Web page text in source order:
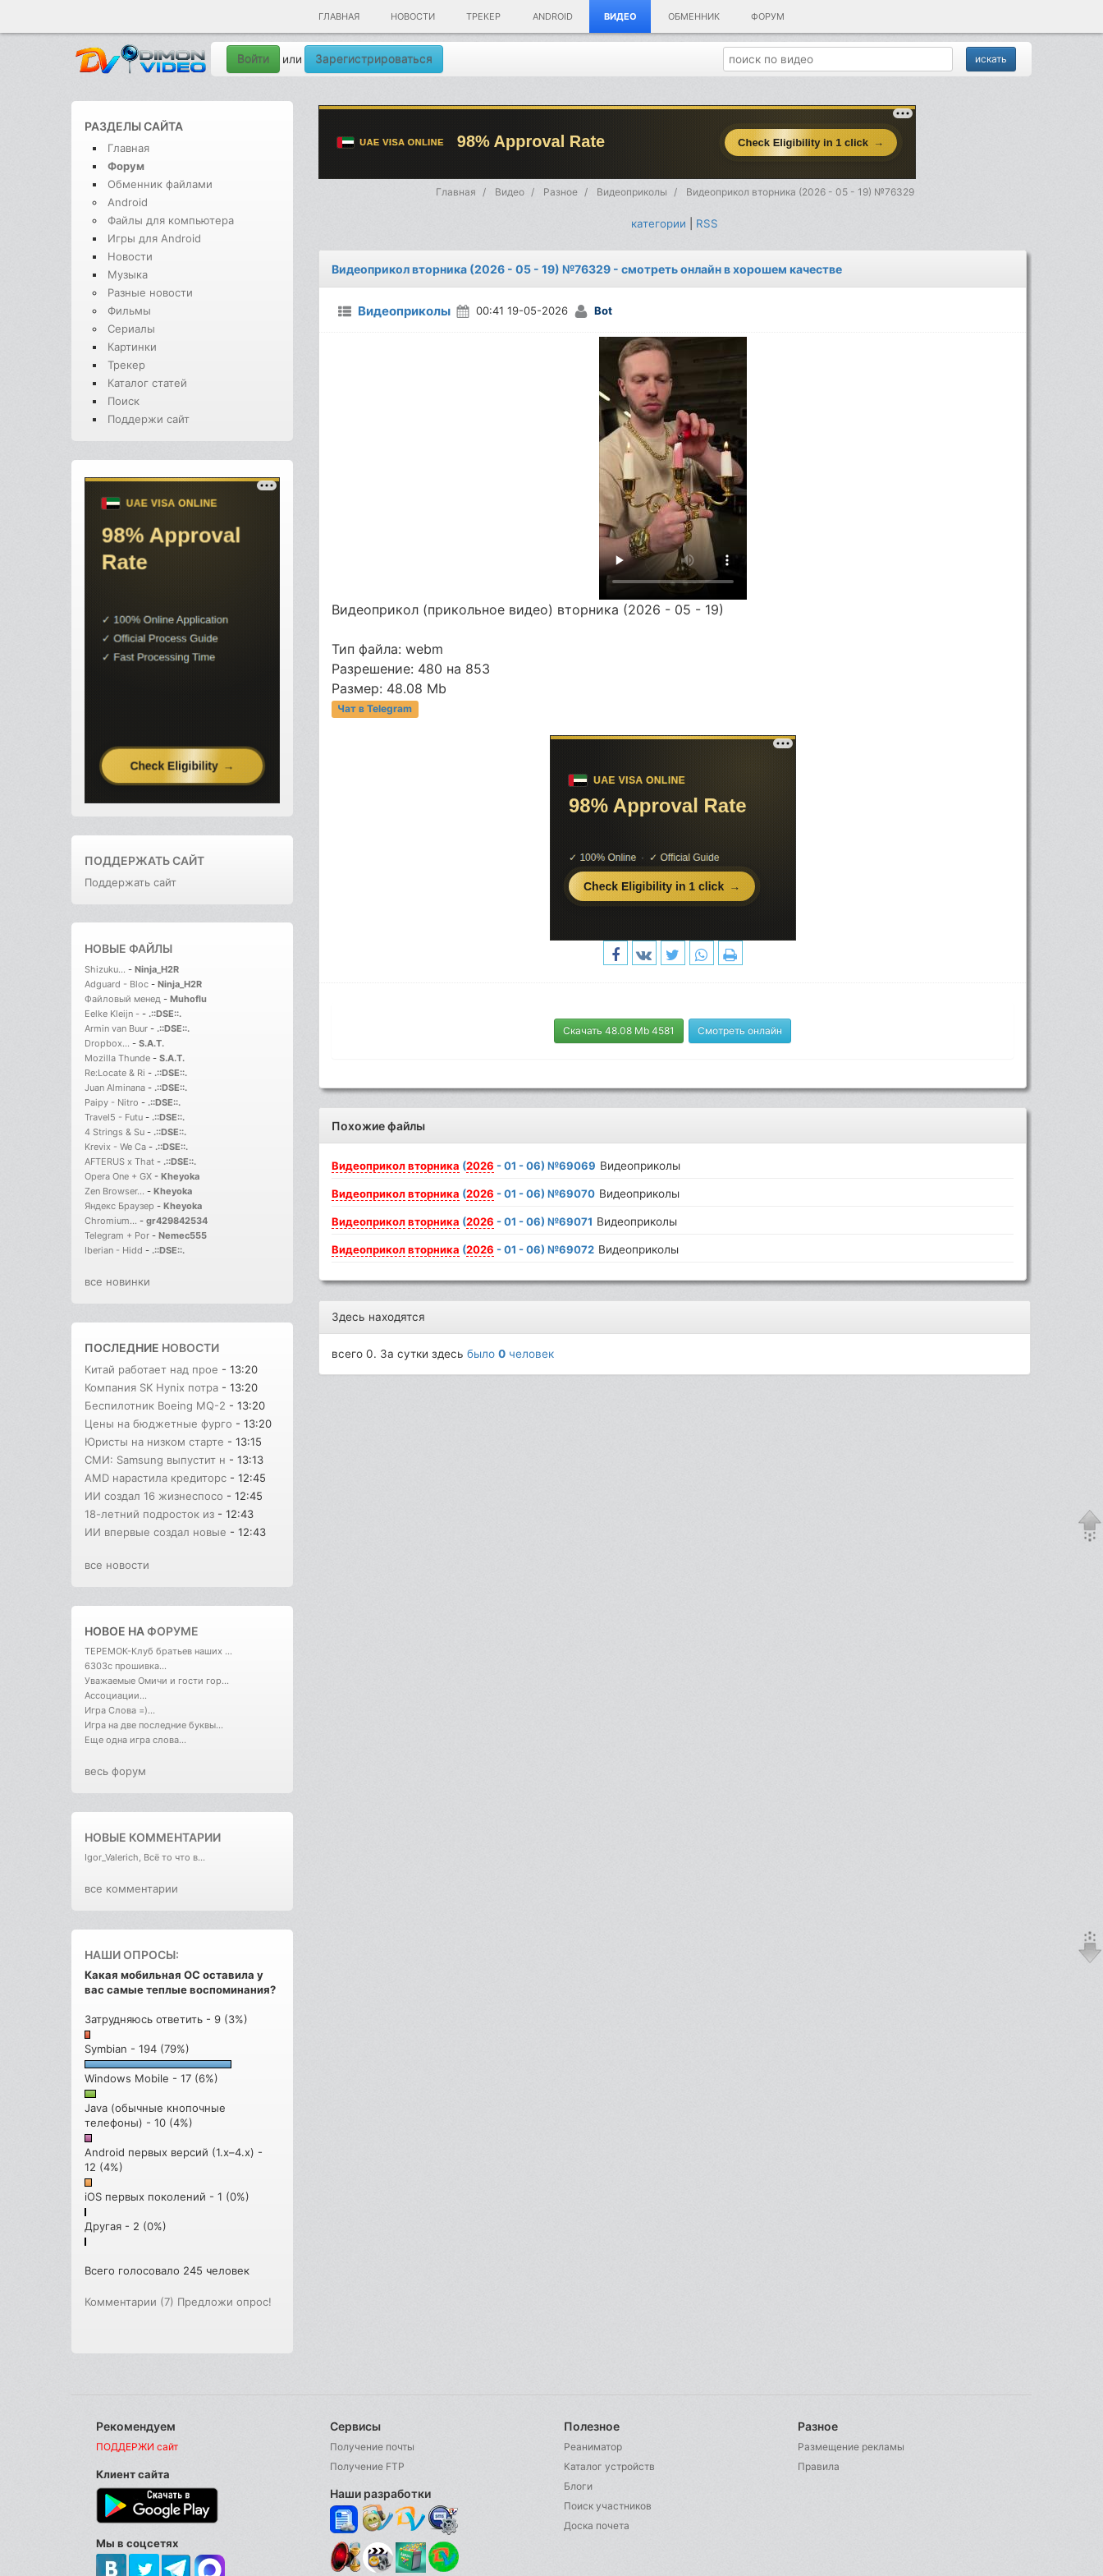
ГЛАВНАЯ НОВОСТИ ТРЕКЕР ANDROID ВИДЕО ОБМЕННИК ФОРУМ
Войти или Зарегистрироваться
РАЗДЕЛЫ САЙТА
Главная
Форум
Обменник файлами
Android
Файлы для компьютера
Игры для Android
Новости
Музыка
Разные новости
Фильмы
Сериалы
Картинки
Трекер
Каталог статей
Поиск
Поддержи сайт
ПОДДЕРЖАТЬ САЙТ
Поддержать сайт
НОВЫЕ ФАЙЛЫ
Shizuku... - Ninja_H2R
Adguard - Bloc - Ninja_H2R
Файловый менед - Muhoflu
Eelke Kleijn - - .::DSE::.
Armin van Buur - .::DSE::.
Dropbox... - S.A.T.
Mozilla Thunde - S.A.T.
Re:Locate & Ri - .::DSE::.
Juan Alminana - .::DSE::.
Paipy - Nitro - .::DSE::.
Travel5 - Futu - .::DSE::.
4 Strings & Su - .::DSE::.
Krevix - We Ca - .::DSE::.
AFTERUS x That - .::DSE::.
Opera One + GX - Kheyoka
Zen Browser... - Kheyoka
Яндекс Браузер - Kheyoka
Chromium... - gr429842534
Telegram + Por - Nemec555
Iberian - Hidd - .::DSE::.
все новинки
ПОСЛЕДНИЕ НОВОСТИ
Китай работает над прое - 13:20
Компания SK Hynix потра - 13:20
Беспилотник Boeing MQ-2 - 13:20
Цены на бюджетные фурго - 13:20
Юристы на низком старте - 13:15
СМИ: Samsung выпустит н - 13:13
AMD нарастила кредиторс - 12:45
ИИ создал 16 жизнеспосо - 12:45
18-летний подросток из - 12:43
ИИ впервые создал новые - 12:43
все новости
НОВОЕ НАФОРУМЕ
ТЕРЕМОК-Клуб братьев наших ...
6303с прошивка...
Уважаемые Омичи и гости гор...
Ассоциации...
Игра Слова =)...
Игра на две последние буквы...
Еще одна игра слова...
весь форум
НОВЫЕ КОММЕНТАРИИ
Igor_Valerich, Всё то что в...
все комментарии
НАШИ ОПРОСЫ:
Какая мобильная ОС оставила у
вас самые теплые воспоминания?
Затрудняюсь ответить - 9 (3%)
Symbian - 194 (79%)
Windows Mobile - 17 (6%)
Java (обычные кнопочные
телефоны) - 10 (4%)
Android первых версий (1.x–4.x) -
12 (4%)
iOS первых поколений - 1 (0%)
Другая - 2 (0%)
Всего голосовало 245 человек
Комментарии (7) Предложи опрос!
Главная Видео Разное Видеоприколы Видеоприкол вторника (2026 - 05 - 19) №76329
категории RSS
Видеоприкол вторника (2026 - 05 - 19) №76329 - смотреть онлайн в хорошем качестве
Видеоприколы 00:41 19-05-2026 Bot
Видеоприкол (прикольное видео) вторника (2026 - 05 - 19)
Тип файла: webm
Разрешение: 480 на 853
Размер: 48.08 Mb
Чат в Telegram
Скачать 48.08 Mb 4581 Смотреть онлайн
Похожие файлы
Видеоприколвторника (2026 - 01 - 06) №69069 Видеоприколы
Видеоприколвторника (2026 - 01 - 06) №69070 Видеоприколы
Видеоприколвторника (2026 - 01 - 06) №69071 Видеоприколы
Видеоприколвторника (2026 - 01 - 06) №69072 Видеоприколы
Здесь находятся
всего 0. За сутки здесьбыло0 человек
Рекомендуем
ПОДДЕРЖИ сайт
Клиент сайта
Мы в соцсетях
Сервисы
Получение почты
Получение FTP
Наши разработки
Полезное
Реаниматор
Каталог устройств
Блоги
Поиск участников
Доска почета
Разное
Размещение рекламы
Правила